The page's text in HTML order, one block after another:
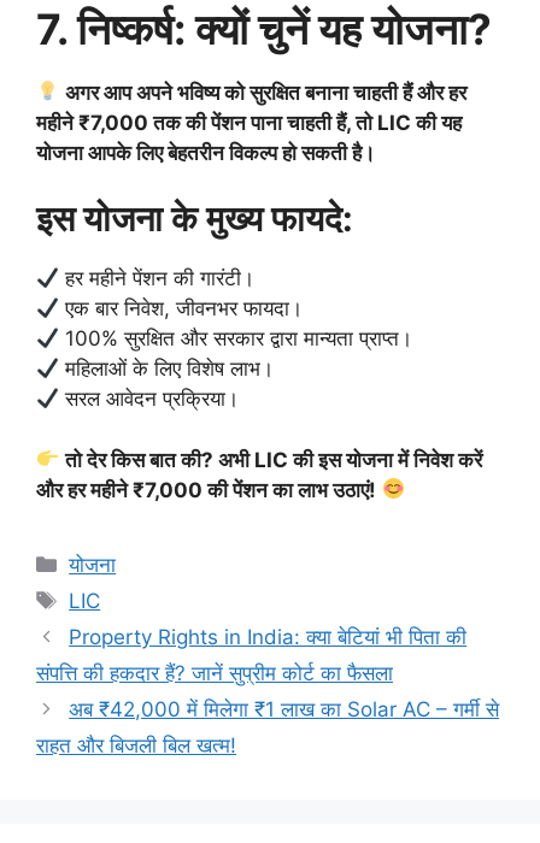
7. निष्कर्ष: क्यों चुनें यह योजना?
अगर आप अपने भविष्य को सुरक्षित बनाना चाहती हैं और हर
महीने ₹7,000 तक की पेंशन पाना चाहती हैं, तो LIC की यह
योजना आपके लिए बेहतरीन विकल्प हो सकती है।
इस योजना के मुख्य फायदे:
हर महीने पेंशन की गारंटी।
एक बार निवेश, जीवनभर फायदा।
100% सुरक्षित और सरकार द्वारा मान्यता प्राप्त।
महिलाओं के लिए विशेष लाभ।
सरल आवेदन प्रक्रिया।
तो देर किस बात की? अभी LIC की इस योजना में निवेश करें
और हर महीने ₹7,000 की पेंशन का लाभ उठाएं!
Categories
योजना
Tags
LIC
Property Rights in India: क्या बेटियां भी पिता की
संपत्ति की हकदार हैं? जानें सुप्रीम कोर्ट का फैसला
अब ₹42,000 में मिलेगा ₹1 लाख का Solar AC – गर्मी से
राहत और बिजली बिल खत्म!